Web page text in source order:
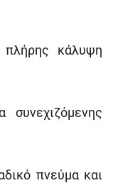
πλήρης κάλυψη
πνεύμα και